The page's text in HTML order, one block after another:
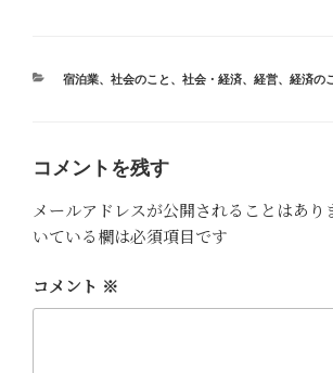
カ
宿泊業、 社会のこと 、 社会・経済、 経営、 経済の
コメントを残す
メールアドレスが公開されることはあり
いている欄は必須項目です
コメント ※